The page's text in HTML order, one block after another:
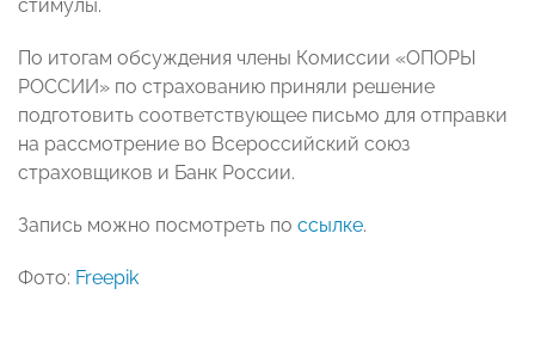
стимулы.
По итогам обсуждения члены Комиссии «ОПОРЫ
РОССИИ» по страхованию приняли решение
подготовить соответствующее письмо для отправки
на рассмотрение во Всероссийский союз
страховщиков и Банк России.
Запись можно посмотреть по ссылке.
Фото: Freepik